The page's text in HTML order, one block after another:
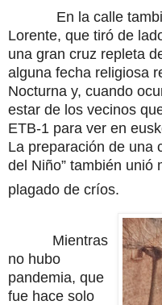
En la calle
Lorente, que tiró de
una gran cruz repleta
alguna fecha religiosa
Nocturna y, cuando
estar de los vecinos
ETB-1 para ver en
La preparación de una
del Niño” también unió
plagado de críos.
Mientras
no hubo
pandemia, que
fue hace solo